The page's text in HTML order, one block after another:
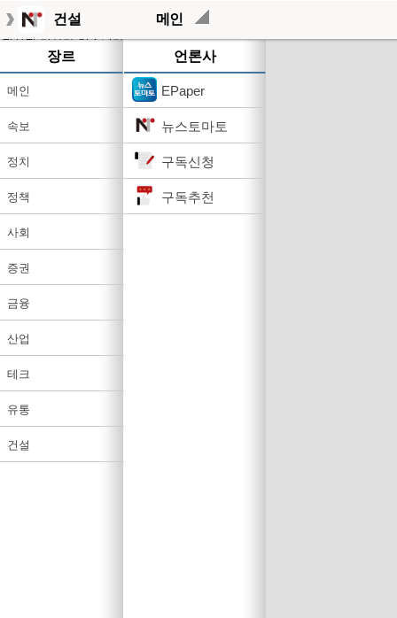
건설 메인
장르
메인
속보
정치
정책
사회
증권
금융
산업
테크
유통
건설
언론사
EPaper
뉴스토마토
구독신청
구독추천
작성된 기사가 없습니다.